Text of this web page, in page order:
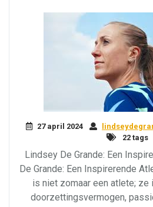
27 april 2024
22 tags
Lindsey De Grande: Een
De Grande: Een Inspirerende
is niet zomaar een atlete; ze
doorzettingsvermogen,